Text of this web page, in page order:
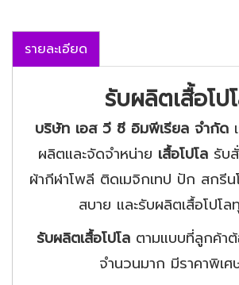
รายละเอียด
รับผลิตเสื้อโป
บริษัท เอส วี ซี อิมพีเรียล จำกัด
ผลิตและจัดจำหน่าย เสื้อโปโล รับ
ผ้ากีฬาโพลี ติดเมจิกเทป ปัก สกรีน
สบาย และรับผลิตเสื้อโปโ
รับผลิตเสื้อโปโล ตามแบบที่ลูกค้า
จำนวนมาก มีราคาพิเศ